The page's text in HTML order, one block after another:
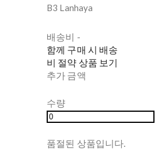
B3 Lanhaya
배송비 -
함께 구매 시 배송
비 절약 상품 보기
추가 금액
수량
품절된 상품입니다.